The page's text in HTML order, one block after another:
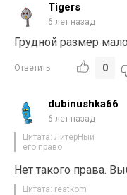
Tigers
6 лет назад
Грудной размер
Ответить 0
dubinushka66
6 лет назад
Цитата: ЛитерНый
его право
Нет такого права.
Цитата: reatkom